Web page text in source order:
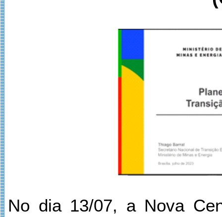
No dia 13/07, a Nova